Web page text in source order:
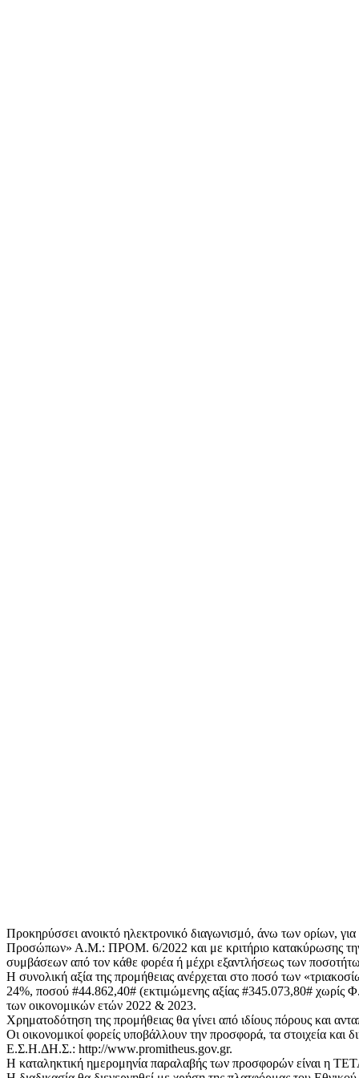
Προκηρύσσει ανοικτό ηλεκτρονικό διαγωνισμό, άνω των ορίων,
Προσώπων» Α.Μ.: ΠΡΟΜ. 6/2022 και με κριτήριο κατακύρωσης την
συμβάσεων από τον κάθε φορέα ή μέχρι εξαντλήσεως των
Η συνολική αξία της προμήθειας ανέρχεται στο ποσό των
24%, ποσού #44.862,40# (εκτιμώμενης αξίας #345.073,80#
των οικονομικών ετών 2022 & 2023.
Χρηματοδότηση της προμήθειας θα γίνει από ιδίους πόρους και
Οι οικονομικοί φορείς υποβάλλουν την προσφορά, τα στοιχεία και
Ε.Σ.Η.ΔΗ.Σ.: http://www.promitheus.gov.gr.
Η καταληκτική ημερομηνία παραλαβής των προσφορών είναι η